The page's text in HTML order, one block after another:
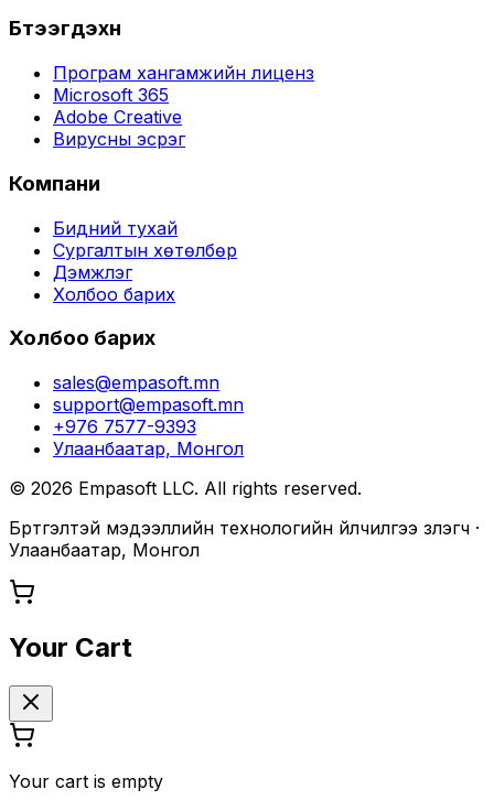
Бүтээгдэхүүн
Програм хангамжийн лиценз
Microsoft 365
Adobe Creative
Вирусны эсрэг
Компани
Бидний тухай
Сургалтын хөтөлбөр
Дэмжлэг
Холбоо барих
Холбоо барих
sales@empasoft.mn
support@empasoft.mn
+976 7577-9393
Улаанбаатар, Монгол
© 2026 Empasoft LLC. All rights reserved.
Бүртгэлтэй мэдээллийн технологийн үйлчилгээ үзүүлэгч ·
Улаанбаатар, Монгол
Your Cart
Your cart is empty